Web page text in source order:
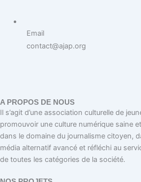
Email
contact@ajap.org
A PROPOS DE NOUS
Il s’agit d’une association culturelle de
promouvoir une culture numérique saine
dans le domaine du journalisme citoyen,
média alternatif avancé et réfléchi au
de toutes les catégories de la société.